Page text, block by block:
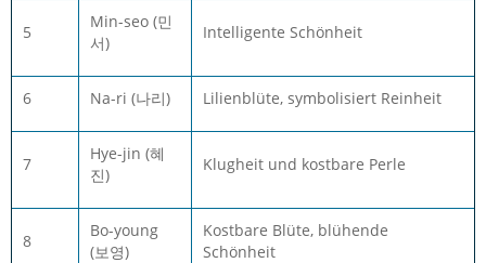
5
Min-seo (민
서)
Intelligente Schönheit
6 Na-ri (나리) Lilienblüte, symbolisiert Reinheit
7
Hye-jin (혜
진)
Klugheit und kostbare Perle
8
Bo-young
(보영)
Kostbare Blüte, blühende
Schönheit